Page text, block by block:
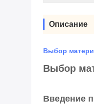
Описание
Выбор
Выбор
Введение